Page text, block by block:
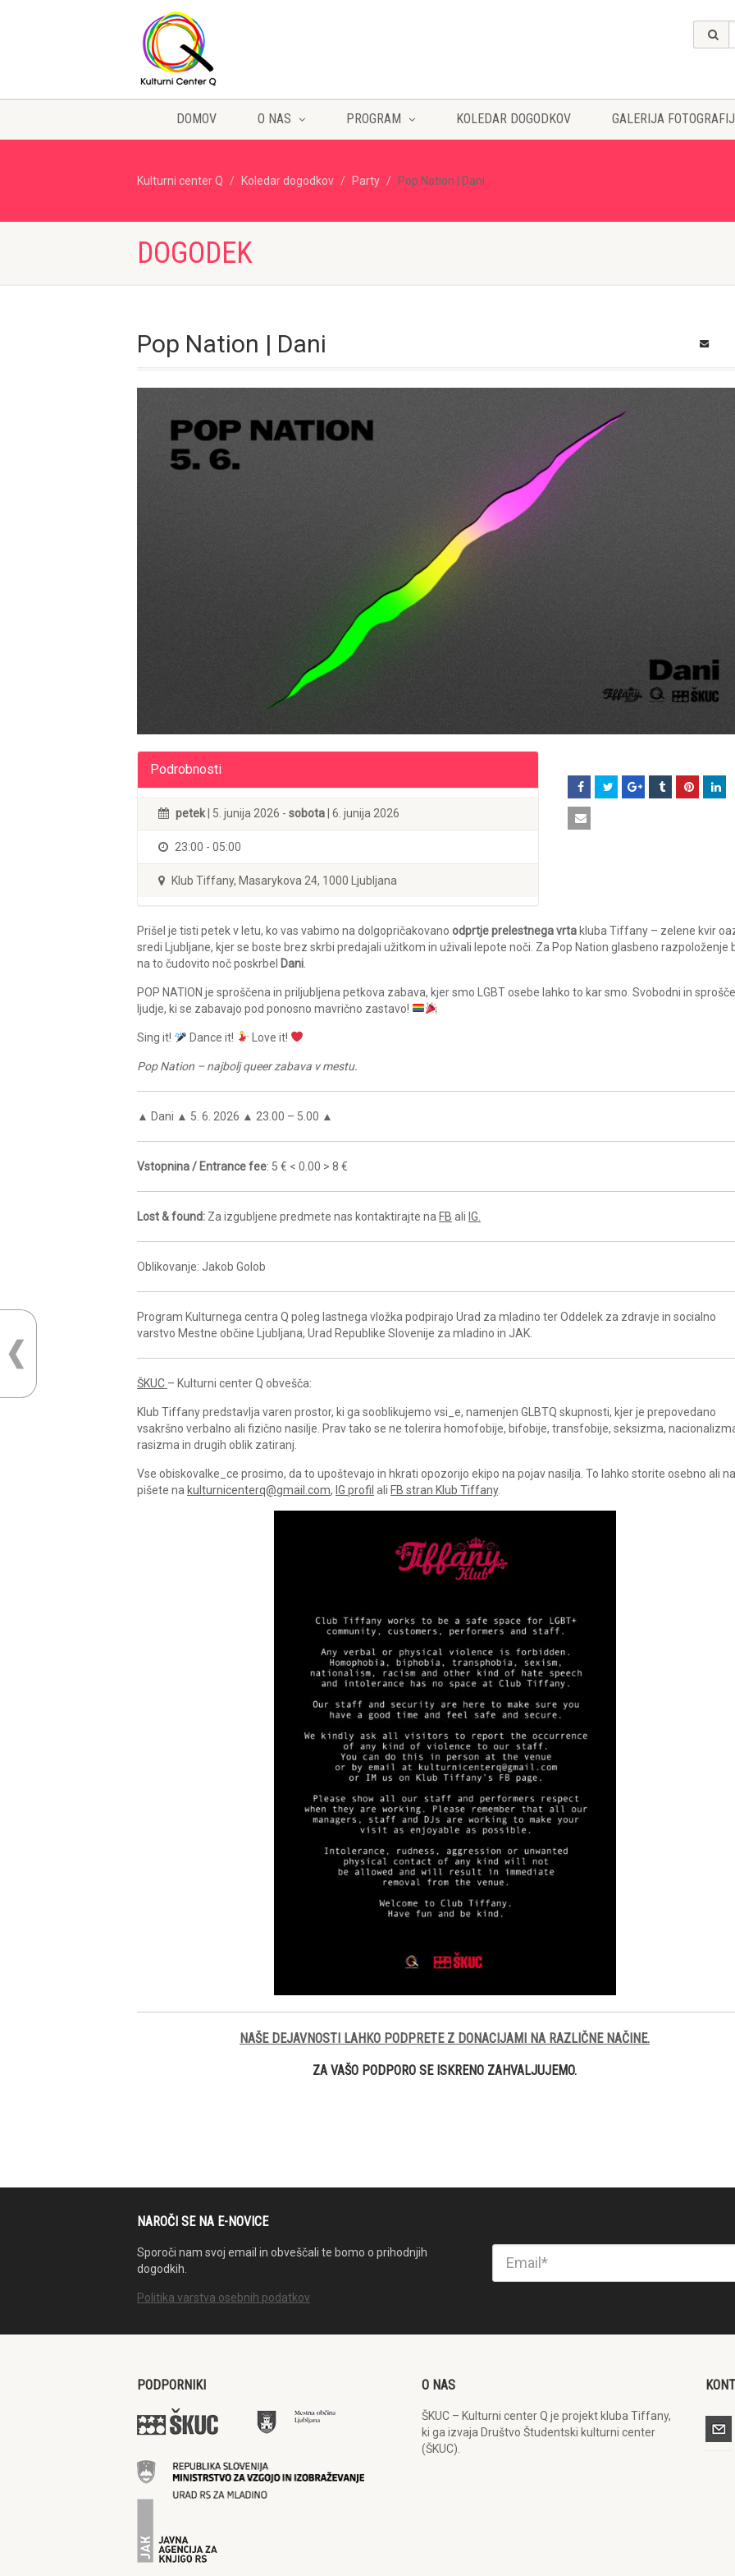
DOMOV O NAS PROGRAM KOLEDAR DOGODKOV GALERIJA FOTOGRAFIJ
Kulturni center Q Koledar dogodkov Party Pop Nation | Dani
DOGODEK
Pop Nation | Dani
Podrobnosti
petek | 5. junija 2026 - sobota | 6. junija 2026
23:00 - 05:00
Klub Tiffany, Masarykova 24, 1000 Ljubljana
Prišel je tisti petek v letu, ko vas vabimo na dolgopričakovano odprtje prelestnega vrta kluba Tiffany – zelene kvir
sredi Ljubljane, kjer se boste brez skrbi predajali užitkom in uživali lepote noči. Za Pop Nation glasbeno razpoloženje
na to čudovito noč poskrbel Dani
POP NATION je sproščena in priljubljena petkova zabava, kjer smo LGBT osebe lahko to kar smo. Svobodni in
ljudje, ki se zabavajo pod ponosno mavrično zastavo!
Sing it! Dance it! Love it!
Pop Nation – najbolj queer zabava v mestu.
▲ Dani ▲ 5. 6. 2026 ▲ 23.00 – 5.00 ▲
Vstopnina / Entrance fee: 5 € < 0.00 > 8 €
Lost & found: Za izgubljene predmete nas kontaktirajte na FB ali IG.
Oblikovanje: Jakob Golob
Program Kulturnega centra Q poleg lastnega vložka podpirajo Urad za mladino ter Oddelek za zdravje in socialno
varstvo Mestne občine Ljubljana, Urad Republike Slovenije za mladino in JAK.
ŠKUC – Kulturni center Q obvešča:
Klub Tiffany predstavlja varen prostor, ki ga sooblikujemo vsi_e, namenjen GLBTQ skupnosti, kjer je prepovedano
vsakršno verbalno ali fizično nasilje. Prav tako se ne tolerira homofobije, bifobije, transfobije, seksizma,
rasizma in drugih oblik zatiranj.
Vse obiskovalke_ce prosimo, da to upoštevajo in hkrati opozorijo ekipo na pojav nasilja. To lahko storite osebno ali
pišete na kulturnicenterq@gmail.com, IG profil ali FB stran Klub Tiffany.
NAŠE DEJAVNOSTI LAHKO PODPRETE Z DONACIJAMI NA RAZLIČNE NAČINE.
ZA VAŠO PODPORO SE ISKRENO ZAHVALJUJEMO.
NAROČI SE NA E-NOVICE
Sporoči nam svoj email in obveščali te bomo o prihodnjih
dogodkih.
Politika varstva osebnih podatkov
PODPORNIKI O NAS
ŠKUC – Kulturni center Q je projekt kluba Tiffany,
ki ga izvaja Društvo Študentski kulturni center
(ŠKUC).